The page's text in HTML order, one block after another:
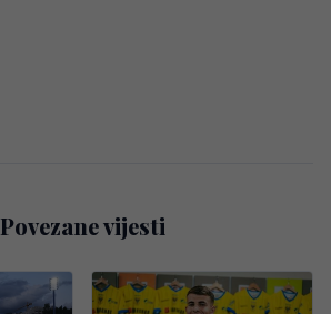
Povezane vijesti